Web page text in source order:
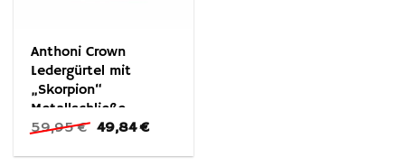
Anthoni Crown
Ledergürtel mit
„Skorpion“
Metallschließe
59,95€ Ursprünglicher
Preis
war:
49,84€
ist: